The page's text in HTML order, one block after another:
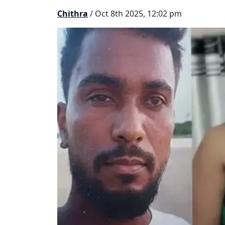
Chithra / Oct 8th 2025, 12:02 pm